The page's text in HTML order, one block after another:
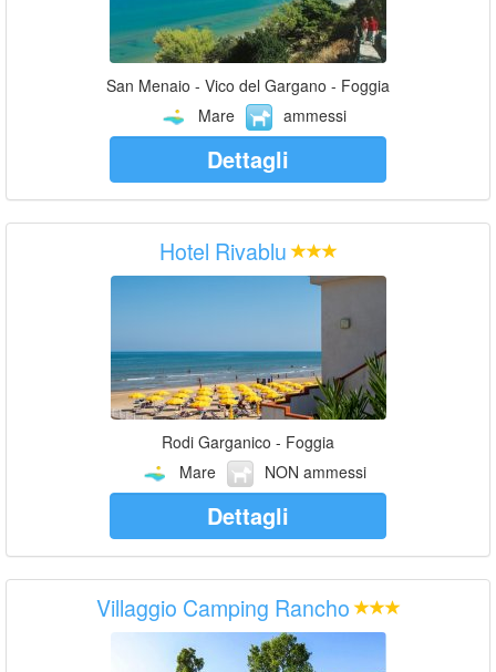
San Menaio - Vico del Gargano - Foggia
Mare
ammessi
Dettagli
Hotel Rivablu
Rodi Garganico - Foggia
Mare
NON ammessi
Dettagli
Villaggio Camping Rancho